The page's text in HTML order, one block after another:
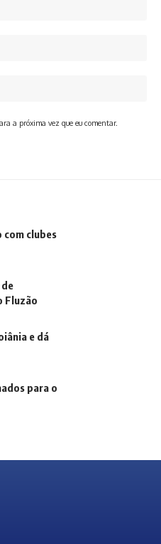
a próxima vez que eu comentar.
clubes
Fluzão
e dá
para o